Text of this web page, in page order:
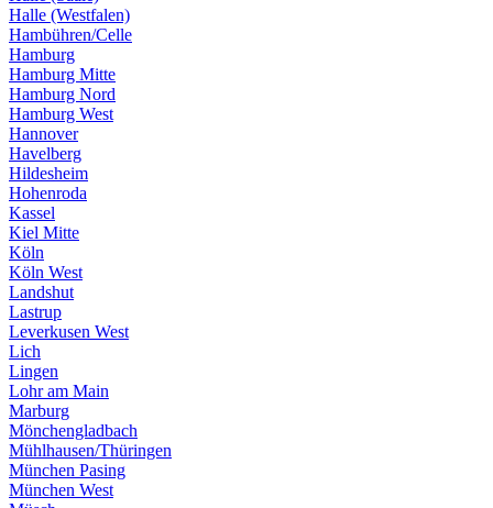
Halle (Westfalen)
Hambühren/Celle
Hamburg
Hamburg Mitte
Hamburg Nord
Hamburg West
Hannover
Havelberg
Hildesheim
Hohenroda
Kassel
Kiel Mitte
Köln
Köln West
Landshut
Lastrup
Leverkusen West
Lich
Lingen
Lohr am Main
Marburg
Mönchengladbach
Mühlhausen/Thüringen
München Pasing
München West